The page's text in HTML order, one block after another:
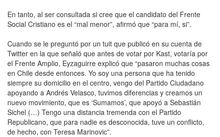
En tanto, al ser consultada si cree que el candidato del Frente
Social Cristiano es el “mal menor”, afirmó que “para mí, si”.
Cuando se le preguntó por un tuit que publicó en su cuenta de
Twitter en la que señaló que antes de votar por Kast, votaría por
el Frente Amplio, Eyzaguirre explicó que “pasaron muchas cosas
en Chile desde entonces. Yo soy una persona que ha tenido
siempre su domicilio en el centro, vengo del Partido Ciudadano
apoyando a Andrés Velasco, tuvimos diferencias y creamos un
nuevo movimiento, que es ‘Sumamos’, que apoyó a Sebastián
Sichel (…) Tengo una distancia tremenda con el Partido
Republicano, que para nadie es desconocida, tuve un conflicto,
de hecho, con Teresa Marinovic”.